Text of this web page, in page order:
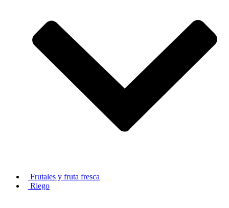
Frutales y fruta fresca
Riego